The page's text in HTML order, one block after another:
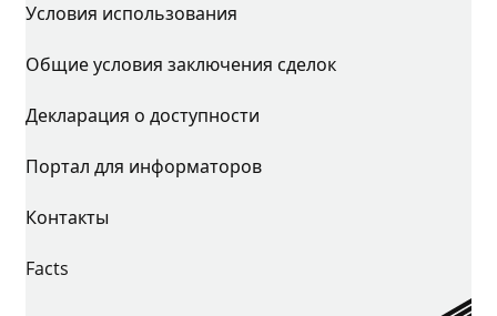
Условия использования
Общие условия заключения сделок
Декларация о доступности
Портал для информаторов
Контакты
Facts